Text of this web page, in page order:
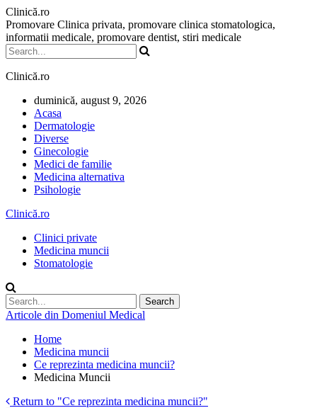
Clinică.ro
Promovare Clinica privata, promovare clinica stomatologica,
informatii medicale, promovare dentist, stiri medicale
Clinică.ro
duminică, august 9, 2026
Acasa
Dermatologie
Diverse
Ginecologie
Medici de familie
Medicina alternativa
Psihologie
Clinică.ro
Clinici private
Medicina muncii
Stomatologie
Articole din Domeniul Medical
Home
Medicina muncii
Ce reprezinta medicina muncii?
Medicina Muncii
Return to "Ce reprezinta medicina muncii?"